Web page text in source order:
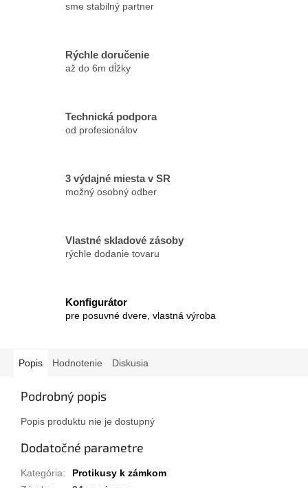
sme stabilný partner
Rýchle doručenie
až do 6m dĺžky
Technická podpora
od profesionálov
3 výdajné miesta v SR
možný osobný odber
Vlastné skladové zásoby
rýchle dodanie tovaru
Konfigurátor
pre posuvné dvere, vlastná výroba
Popis Hodnotenie Diskusia
Podrobný popis
Popis produktu nie je dostupný
Dodatočné parametre
Kategória:
Protikusy k zámkom